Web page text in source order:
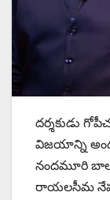
దర్శకుడు
విజయాన్ని
నందమూరి
రాయలసీమ